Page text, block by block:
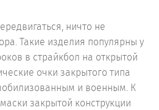
ничто не
Такие изделия популярны у
в страйкбол на открытой
очки закрытого типа
и военным. К
закрытой конструкции